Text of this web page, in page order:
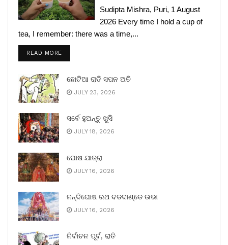
Sudipta Mishra, Puri, 1 August
2026 Every time I hold a cup of
tea, I remember: there was a time,...
READ MORE
ଛୋଟିଆ ରାତି ସପନ ଅତି
JULY 23, 2026
ସର୍ବେ ହୁଅନ୍ତୁ ଖୁସି
JULY 18, 2026
ଘୋଷ ଯାତ୍ରା
JULY 16, 2026
ନନ୍ଦିଘୋଷ ରଥ ବଡଦାଣ୍ଡେ ଉଭା
JULY 16, 2026
ନିର୍ବାଚନ ପୂର୍ବ, ରାତି